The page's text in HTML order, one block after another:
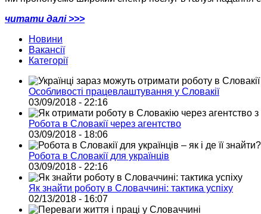
читати далі >>>
Новини
Вакансії
Категорії
Особливості працевлаштування у Словакії
03/09/2018 - 22:16
Робота в Словакії через агентство
03/09/2018 - 18:06
Робота в Словакії для українців
03/09/2018 - 22:16
Як знайти роботу в Словаччині: тактика успіху
02/13/2018 - 16:07